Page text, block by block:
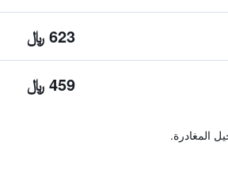
623 ﷼
459 ﷼
المغادرة.